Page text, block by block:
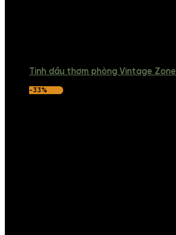
Tinh dầu thơm phòng Vintage Zone
-33%